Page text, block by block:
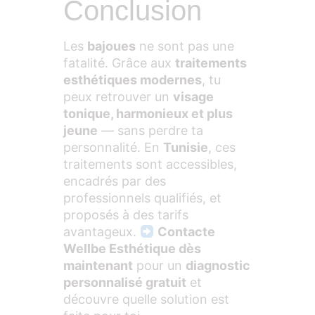
Conclusion
Les bajoues ne sont pas une
fatalité. Grâce aux traitements
esthétiques modernes, tu
peux retrouver un visage
tonique, harmonieux et plus
jeune — sans perdre ta
personnalité. En Tunisie, ces
traitements sont accessibles,
encadrés par des
professionnels qualifiés, et
proposés à des tarifs
avantageux.
Contacte
Wellbe Esthétique dès
maintenant pour un diagnostic
personnalisé gratuit et
découvre quelle solution est